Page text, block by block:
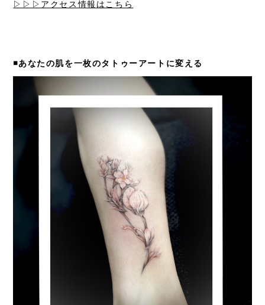
▷▷▷アクセス情報はこちら
◾️あなたの肌を一枚のタトゥーアートに変える